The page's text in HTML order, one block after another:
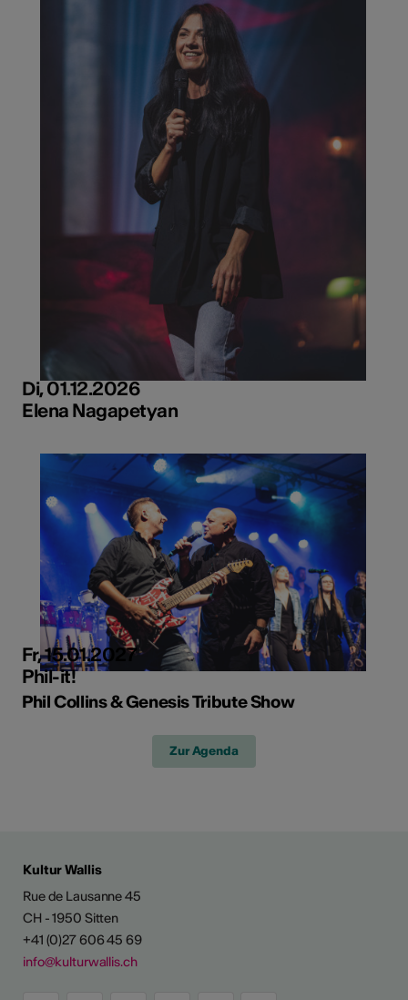
Di, 01.12.2026
Elena Nagapetyan
Fr, 15.01.2027
Phil-it!
Phil Collins & Genesis Tribute Show
Zur Agenda
Kultur Wallis
Rue de Lausanne 45
CH - 1950 Sitten
+41 (0)27 606 45 69
info@kulturwallis.ch